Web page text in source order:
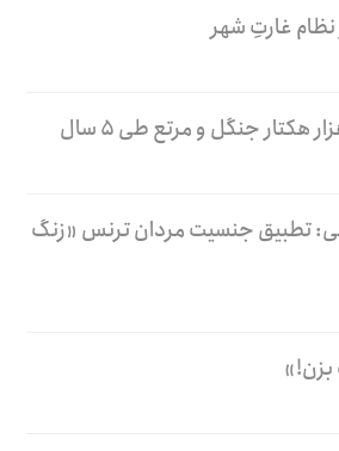
غارتِ شهر
تطبیق جنسیت مردان ترنس «زنگ
بزن!»